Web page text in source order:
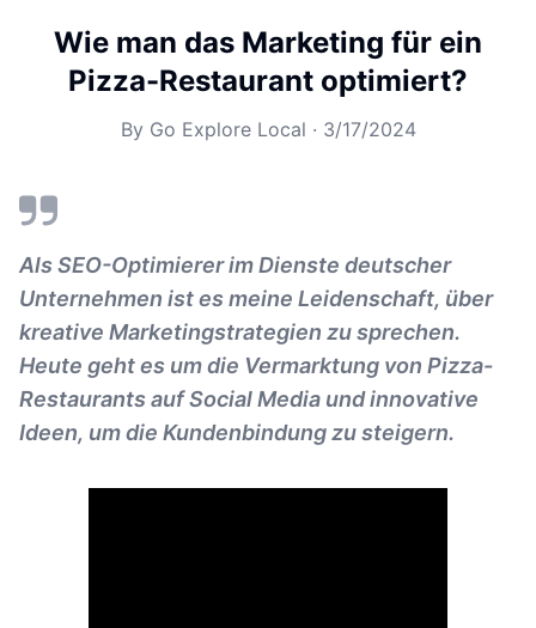
Wie man das Marketing für ein
Pizza-Restaurant optimiert?
By Go Explore Local · 3/17/2024
Als SEO-Optimierer im Dienste deutscher
Unternehmen ist es meine Leidenschaft, über
kreative Marketingstrategien zu sprechen.
Heute geht es um die Vermarktung von Pizza-
Restaurants auf Social Media und innovative
Ideen, um die Kundenbindung zu steigern.